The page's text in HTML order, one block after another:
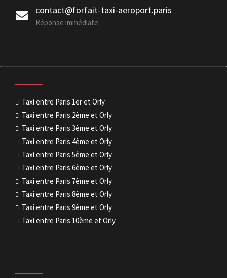
contact@forfait-taxi-aeroport.paris
Réponse immédiate
Taxi entre Paris 1er et Orly
Taxi entre Paris 2ème et Orly
Taxi entre Paris 3ème et Orly
Taxi entre Paris 4ème et Orly
Taxi entre Paris 5ème et Orly
Taxi entre Paris 6ème et Orly
Taxi entre Paris 7ème et Orly
Taxi entre Paris 8ème et Orly
Taxi entre Paris 9ème et Orly
Taxi entre Paris 10ème et Orly